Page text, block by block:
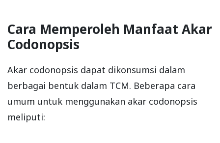
Cara Memperoleh Manfaat Akar
Codonopsis
Akar codonopsis dapat dikonsumsi dalam
berbagai bentuk dalam TCM. Beberapa cara
umum untuk menggunakan akar codonopsis
meliputi: